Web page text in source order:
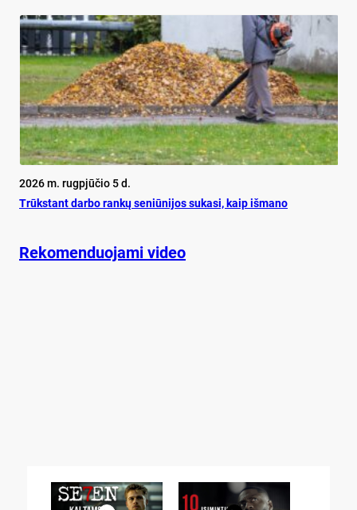
2026 m. rugpjūčio 5 d.
Trūks­tant dar­bo ran­kų se­niū­ni­jos su­ka­si, kaip iš­ma­no
Rekomenduojami video